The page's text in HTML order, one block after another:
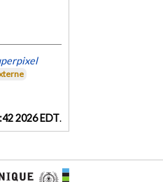
2026 EDT.